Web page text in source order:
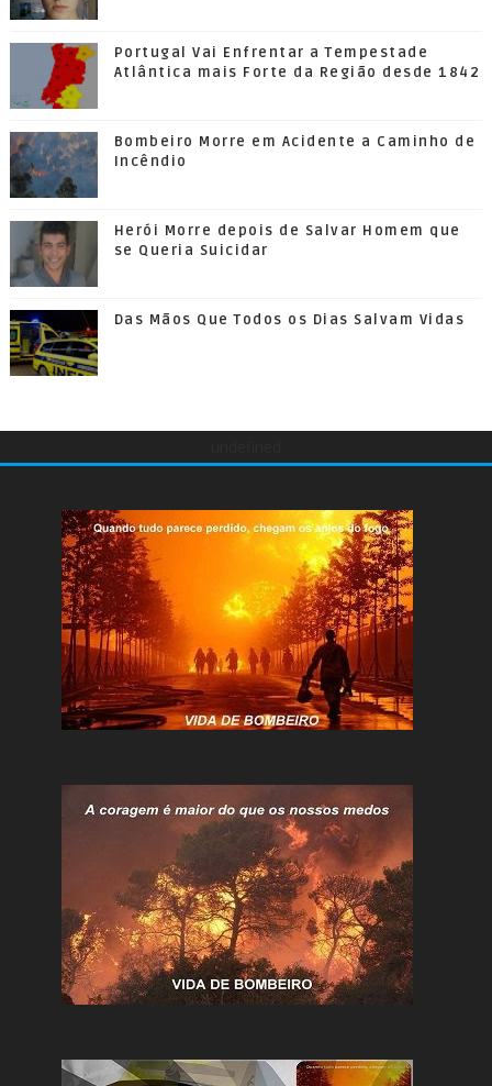
Portugal Vai Enfrentar a Tempestade
Atlântica mais Forte da Região desde 1842
Bombeiro Morre em Acidente a Caminho de
Incêndio
Herói Morre depois de Salvar Homem que
se Queria Suicidar
Das Mãos Que Todos os Dias Salvam Vidas